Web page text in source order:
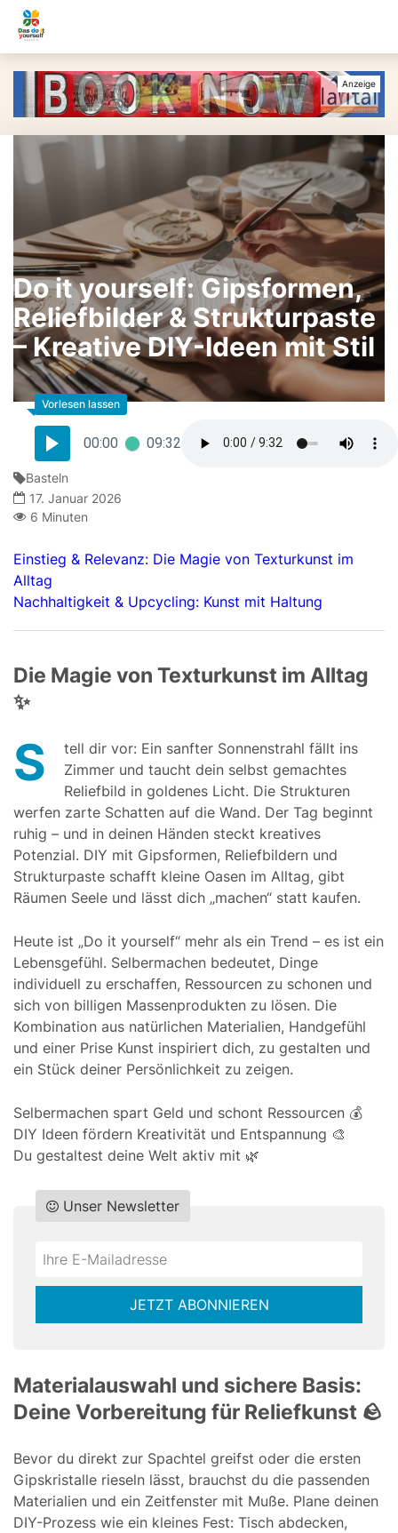
Do it yourself: Gipsformen,
Reliefbilder & Strukturpaste
– Kreative DIY-Ideen mit Stil
00:00 09:32
Basteln
17. Januar 2026
6 Minuten
Einstieg & Relevanz: Die Magie von Texturkunst im
Alltag
Nachhaltigkeit & Upcycling: Kunst mit Haltung
Die Magie von Texturkunst im Alltag
✨
S
tell dir vor: Ein sanfter Sonnenstrahl fällt ins
Zimmer und taucht dein selbst gemachtes
Reliefbild in goldenes Licht. Die Strukturen
werfen zarte Schatten auf die Wand. Der Tag beginnt
ruhig – und in deinen Händen steckt kreatives
Potenzial. DIY mit Gipsformen, Reliefbildern und
Strukturpaste schafft kleine Oasen im Alltag, gibt
Räumen Seele und lässt dich „machen“ statt kaufen.
Heute ist „Do it yourself“ mehr als ein Trend – es ist ein
Lebensgefühl. Selbermachen bedeutet, Dinge
individuell zu erschaffen, Ressourcen zu schonen und
sich von billigen Massenprodukten zu lösen. Die
Kombination aus natürlichen Materialien, Handgefühl
und einer Prise Kunst inspiriert dich, zu gestalten und
ein Stück deiner Persönlichkeit zu zeigen.
Selbermachen spart Geld und schont Ressourcen 💰
DIY Ideen fördern Kreativität und Entspannung 🎨
Du gestaltest deine Welt aktiv mit 🌿
Do
Unser Newsletter
*Ihre
JETZT ABONNIEREN
Materialauswahl und sichere Basis:
Deine Vorbereitung für Reliefkunst 🪨
Bevor du direkt zur Spachtel greifst oder die ersten
Gipskristalle rieseln lässt, brauchst du die passenden
Materialien und ein Zeitfenster mit Muße. Plane deinen
DIY-Prozess wie ein kleines Fest: Tisch abdecken,